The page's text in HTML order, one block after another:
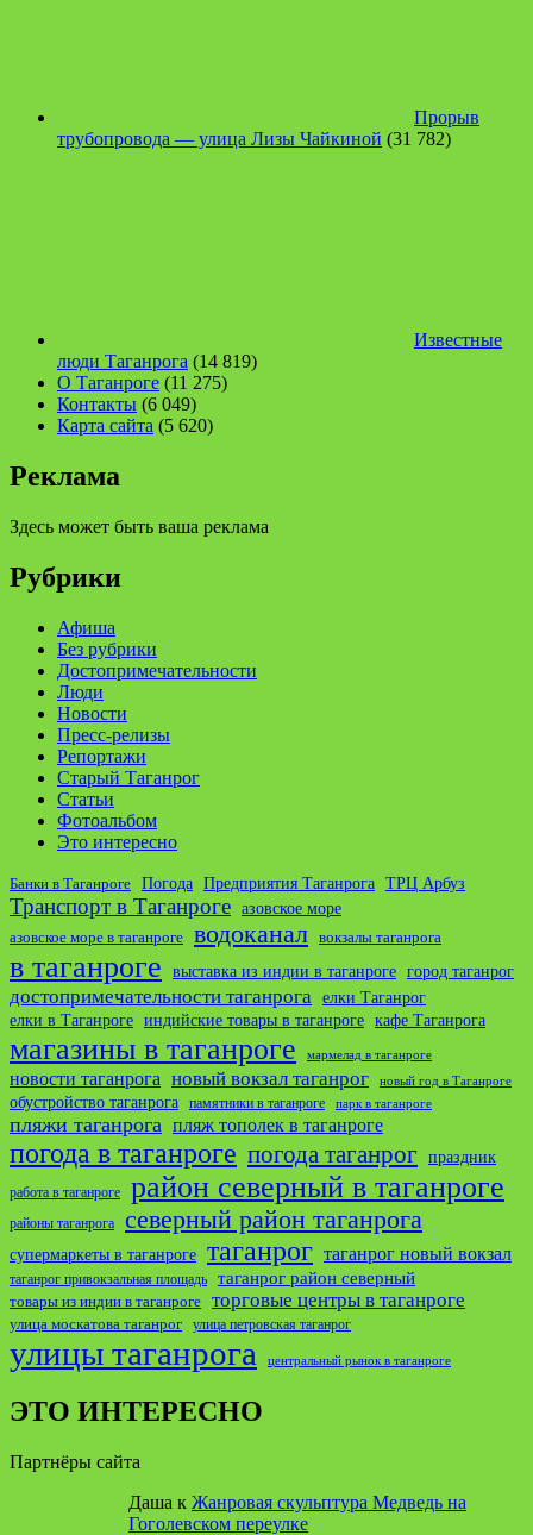
Прорыв
трубопровода — улица Лизы Чайкиной (31 782)
Известные
люди Таганрога (14 819)
О Таганроге (11 275)
Контакты (6 049)
Карта сайта (5 620)
Реклама
Здесь может быть ваша реклама
Рубрики
Афиша
Без рубрики
Достопримечательности
Люди
Новости
Пресс-релизы
Репортажи
Старый Таганрог
Статьи
Фотоальбом
Это интересно
Банки в Таганроге Погода Предприятия Таганрога ТРЦ Арбуз
Транспорт в Таганроге азовское море
азовское море в таганроге водоканал вокзалы таганрога
в таганроге выставка из индии в таганроге город таганрог
достопримечательности таганрога елки Таганрог
елки в Таганроге индийские товары в таганроге кафе Таганрога
магазины в таганроге мармелад в таганроге
новости таганрога новый вокзал таганрог новый год в Таганроге
обустройство таганрога памятники в таганроге парк в таганроге
пляжи таганрога пляж тополек в таганроге
погода в таганроге погода таганрог праздник
работа в таганроге район северный в таганроге
районы таганрога северный район таганрога
супермаркеты в таганроге таганрог таганрог новый вокзал
таганрог привокзальная площадь таганрог район северный
товары из индии в таганроге торговые центры в таганроге
улица москатова таганрог улица петровская таганрог
улицы таганрога центральный рынок в таганроге
ЭТО ИНТЕРЕСНО
Партнёры сайта
Даша к Жанровая скульптура Медведь на
Гоголевском переулке